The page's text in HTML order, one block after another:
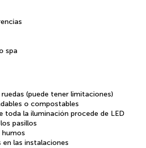
spa
(puede tener limitaciones)
o compostables
toda la iluminación procede de LED
pasillos
en las instalaciones